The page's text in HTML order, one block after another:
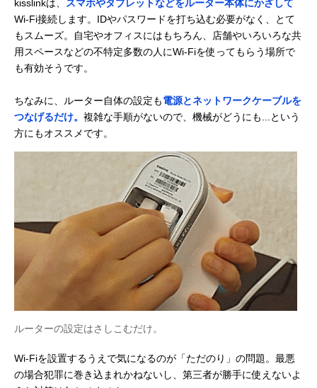
kisslinkは、
スマホやタブレットなどをルーター本体にかざして
Wi-Fi接続します。IDやパスワードを打ち込む必要がなく、とて
もスムーズ。自宅やオフィスにはもちろん、店舗やいろいろな共
用スペースなどの不特定多数の人にWi-Fiを使ってもらう場所で
も有効そうです。
ちなみに、ルーター自体の設定も電源とネットワークケーブルを
つなげるだけ。 複雑な手順がないので、機械がどうにも...という
方にもオススメです。
ルーターの設定はさしこむだけ。
Wi-Fiを設置するうえで気になるのが「ただのり」の問題。最悪
の場合犯罪に巻き込まれかねないし、第三者が勝手に使えないよ